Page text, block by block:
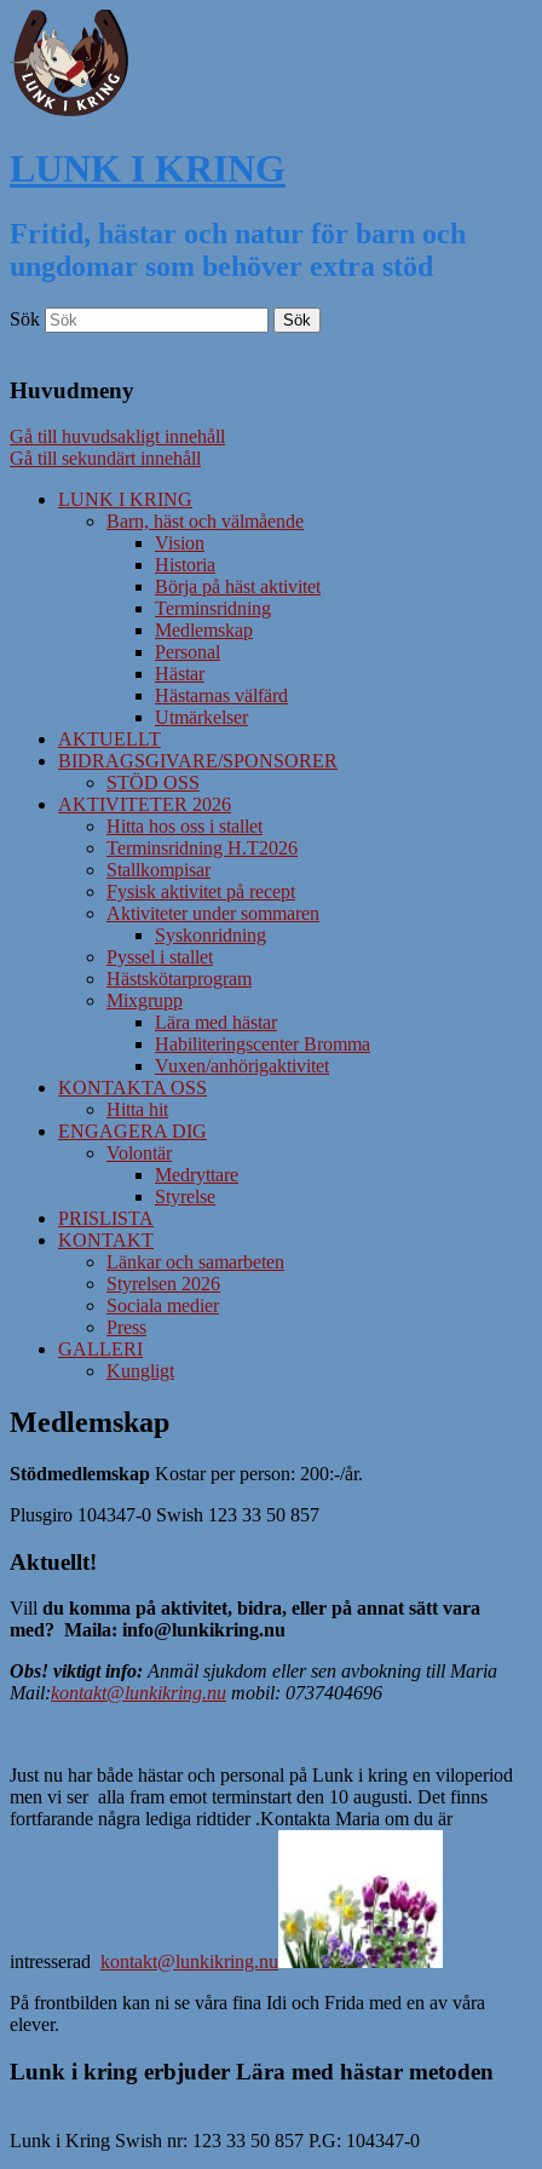
LUNK I KRING
Fritid, hästar och natur för barn och
ungdomar som behöver extra stöd
Sök
Huvudmeny
Gå till huvudsakligt innehåll
Gå till sekundärt innehåll
LUNK I KRING
Barn, häst och välmående
Vision
Historia
Börja på häst aktivitet
Terminsridning
Medlemskap
Personal
Hästar
Hästarnas välfärd
Utmärkelser
AKTUELLT
BIDRAGSGIVARE/SPONSORER
STÖD OSS
AKTIVITETER 2026
Hitta hos oss i stallet
Terminsridning H.T2026
Stallkompisar
Fysisk aktivitet på recept
Aktiviteter under sommaren
Syskonridning
Pyssel i stallet
Hästskötarprogram
Mixgrupp
Lära med hästar
Habiliteringscenter Bromma
Vuxen/anhörigaktivitet
KONTAKTA OSS
Hitta hit
ENGAGERA DIG
Volontär
Medryttare
Styrelse
PRISLISTA
KONTAKT
Länkar och samarbeten
Styrelsen 2026
Sociala medier
Press
GALLERI
Kungligt
Medlemskap
Stödmedlemskap Kostar per person: 200:-/år.
Plusgiro 104347-0 Swish 123 33 50 857
Aktuellt!
Vill du komma på aktivitet, bidra, eller på annat sätt vara
med? Maila: info@lunkikring.nu
Obs! viktigt info:Anmäl sjukdom eller sen avbokning till Maria
Mail:kontakt@lunkikring.nu mobil: 0737404696
Just nu har både hästar och personal på Lunk i kring en viloperiod
men vi ser alla fram emot terminstart den 10 augusti. Det finns
fortfarande några lediga ridtider .Kontakta Maria om du är
intresserad kontakt@lunkikring.nu
På frontbilden kan ni se våra fina Idi och Frida med en av våra
elever.
Lunk i kring erbjuder Lära med hästar metoden
Lunk i Kring Swish nr: 123 33 50 857 P.G: 104347-0